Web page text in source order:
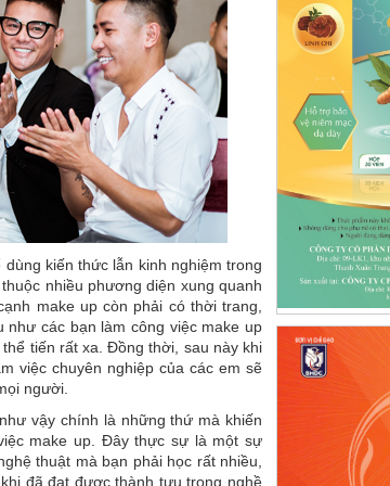
kiến thức lẫn kinh nghiệm trong
nhiều phương diện xung quanh
make up còn phải có thời trang,
các bạn làm công việc make up
tiến rất xa. Đồng thời, sau này khi
việc chuyên nghiệp của các em sẽ
người.
vậy chính là những thứ mà khiến
make up. Đây thực sự là một sự
thuật mà bạn phải học rất nhiều,
đã đạt được thành tựu trong nghề